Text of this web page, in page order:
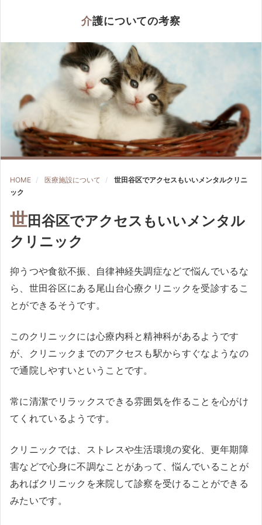
介護についての考察
HOME 医療施設について
世田谷区でアクセスもいいメンタルクリニ
ック
世田谷区でアクセスもいいメンタル
クリニック
抑うつや食欲不振、自律神経失調症などで悩んでいるな
ら、世田谷区にある尾山台心療クリニックを受診するこ
とができるそうです。
このクリニックには心療内科と精神科があるようです
が、クリニックまでのアクセスも駅からすぐなようなの
で通院しやすいということです。
常に清潔でリラックスできる雰囲気を作ることを心がけ
てくれているようです。
クリニックでは、ストレスや生活環境の変化、更年期障
害などで心身に不調なことがあって、悩んでいることが
あればクリニックを来院して診察を受けることができる
みたいです。